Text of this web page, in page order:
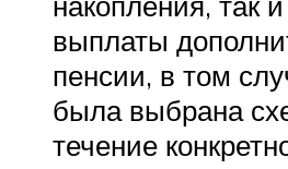
выплаты
пенсии, в том
была выбрана
течение